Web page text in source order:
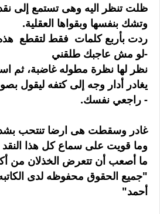
ظلت تنظر اليه وهى تستمع إلى
وتشك بنفسها وبقواها العقلية.
ردت بأربع كلمات فقط لتقطع
-لو مش عاجبك طلقني
نظر لها نظرة مطوله غاضبة، ثم
يغادر أدار وجه إلى كتفه ليقول
- راجعي نفسك.
غادر وسقطت هى ارضا تنتحب
وما قويت على سماع كل هذا النقد
ما أصعب أن تتعرض الخذلان من
"جميع الحقوق محفوظه لدى الكاتبه
أحمد"